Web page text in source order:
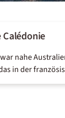
nahe
in der